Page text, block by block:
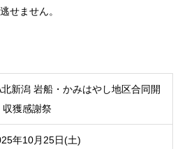
せません。
新潟 岩船・かみはやし地区合同開
収獲感謝祭
年10月25日(土)